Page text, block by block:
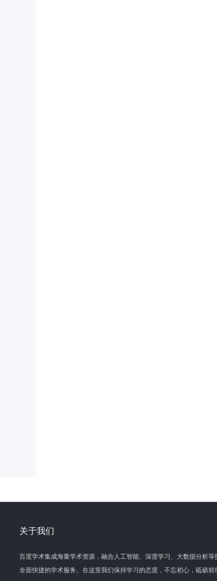
关于我们
百度学术集成海量学术资源，融合人工智能、深度学习、大数据分析
全面快捷的学术服务。在这里我们保持学习的态度，不忘初心，砥砺前